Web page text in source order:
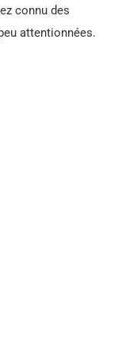
connu des
attentionnées.